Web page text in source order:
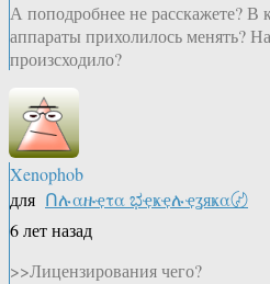
А поподробнее не расскажете? В
аппараты прихолилось менять?
произсходило?
Xenophob
для Ոሉαዙҿτα ಭҿҝҿሉҿʓяҝα〄
6 лет назад
>>Лицензирования чего?